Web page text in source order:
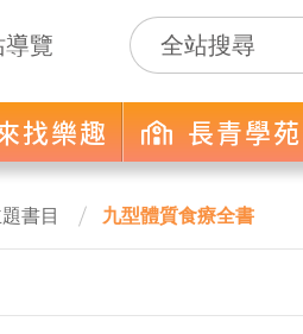
導覽
找樂趣 長青學苑
書目 九型體質食療全書